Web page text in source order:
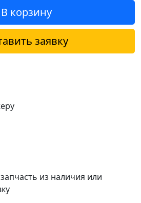
В корзину
заявку
из наличия или